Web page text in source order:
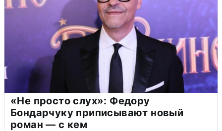
«Не просто слух»: Федору
Бондарчуку приписывают новый
роман — с кем